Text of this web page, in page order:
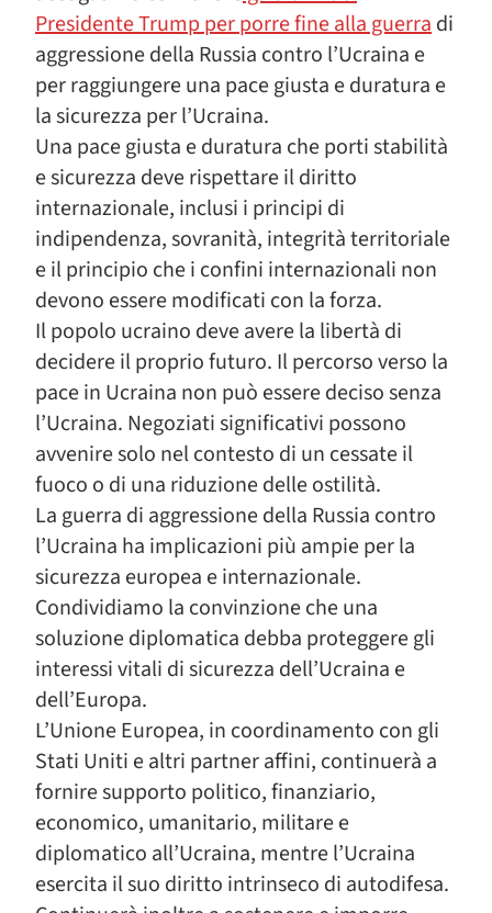
Presidente Trump per porre fine alla guerradi
aggressione della Russia contro l’Ucraina e
per raggiungere una pace giusta e duratura e
la sicurezza per l’Ucraina.
Una pace giusta e duratura che porti stabilità
e sicurezza deve rispettare il diritto
internazionale, inclusi i principi di
indipendenza, sovranità, integrità territoriale
e il principio che i confini internazionali non
devono essere modificati con la forza.
Il popolo ucraino deve avere la libertà di
decidere il proprio futuro. Il percorso verso la
pace in Ucraina non può essere deciso senza
l’Ucraina. Negoziati significativi possono
avvenire solo nel contesto di un cessate il
fuoco o di una riduzione delle ostilità.
La guerra di aggressione della Russia contro
l’Ucraina ha implicazioni più ampie per la
sicurezza europea e internazionale.
Condividiamo la convinzione che una
soluzione diplomatica debba proteggere gli
interessi vitali di sicurezza dell’Ucraina e
dell’Europa.
L’Unione Europea, in coordinamento con gli
Stati Uniti e altri partner affini, continuerà a
fornire supporto politico, finanziario,
economico, umanitario, militare e
diplomatico all’Ucraina, mentre l’Ucraina
esercita il suo diritto intrinseco di autodifesa.